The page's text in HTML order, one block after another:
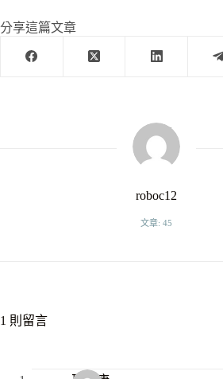
分享這篇文章
roboc12
文章: 45
1 則留言